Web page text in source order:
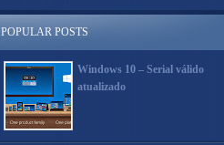
POPULAR POSTS
Windows 10 – Serial válido
atualizado